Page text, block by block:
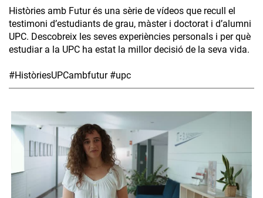
Històries amb Futur és una sèrie de vídeos que recull el
testimoni d’estudiants de grau, màster i doctorat i d’alumni
UPC. Descobreix les seves experiències personals i per què
estudiar a la UPC ha estat la millor decisió de la seva vida.
#HistòriesUPCambfutur #upc